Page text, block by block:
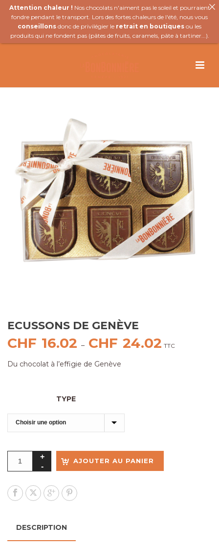
ECUSSONS DE GENÈVE
CHF 16.02 – CHF 24.02 Plage
TTC
Du chocolat à l’effigie de Genève
TYPE
AJOUTER AU PANIER
DESCRIPTION
Attention chaleur ! Nos chocolats n'aiment pas le soleil et pourraient
fondre pendant le transport. Lors des fortes chaleurs de l'été, nous vous
conseillons donc de privilégier le retrait en boutiques ou les
produits qui ne fondent pas (pâtes de fruits, caramels, pâte à tartiner...).